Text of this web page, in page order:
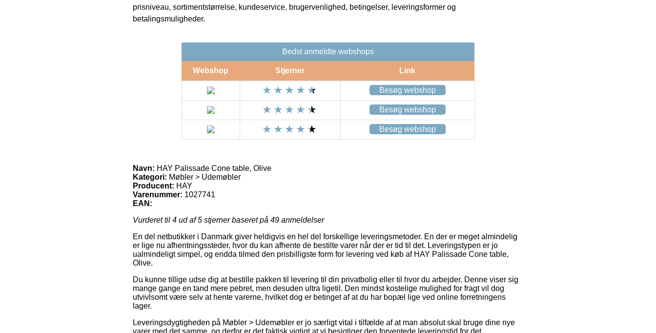
prisniveau, sortimentstørrelse, kundeservice, brugervenlighed, betingelser, leveringsformer og
betalingsmuligheder.
Bedst anmeldte webshops
Webshop Stjerner Link
Besøg webshop
Besøg webshop
Besøg webshop
Navn: HAY Palissade Cone table, Olive
Kategori: Møbler > Udemøbler
Producent: HAY
Varenummer: 1027741
EAN:
Vurderet til 4 ud af 5 stjerner baseret på 49 anmeldelser
En del netbutikker i Danmark giver heldigvis en hel del forskellige leveringsmetoder. En der er meget almindelig
er lige nu afhentningssteder, hvor du kan afhente de bestilte varer når der er tid til det. Leveringstypen er jo
ualmindeligt simpel, og endda tilmed den prisbilligste form for levering ved køb af HAY Palissade Cone table,
Olive.
Du kunne tillige udse dig at bestille pakken til levering til din privatbolig eller til hvor du arbejder. Denne viser sig
mange gange en tand mere pebret, men desuden ultra ligetil. Den mindst kostelige mulighed for fragt vil dog
utvivlsomt være selv at hente varerne, hvilket dog er betinget af at du har bopæl lige ved online forretningens
lager.
Leveringsdygtigheden på Møbler > Udemøbler er jo særligt vital i tilfælde af at man absolut skal bruge dine nye
varer med det samme, og derfor er det faktisk vigtigt at vi besigtiger den forventede leveringstid for det